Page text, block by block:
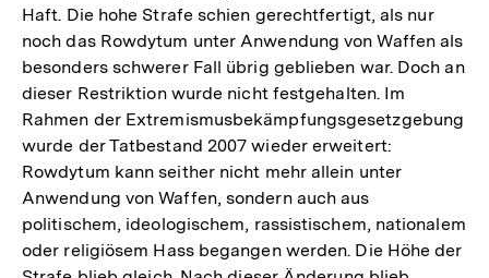
Haft. Die hohe Strafe schien gerechtfertigt, als nur
noch das Rowdytum unter Anwendung von Waffen als
besonders schwerer Fall übrig geblieben war. Doch an
dieser Restriktion wurde nicht festgehalten. Im
Rahmen der Extremismusbekämpfungsgesetzgebung
wurde der Tatbestand 2007 wieder erweitert:
Rowdytum kann seither nicht mehr allein unter
Anwendung von Waffen, sondern auch aus
politischem, ideologischem, rassistischem, nationalem
oder religiösem Hass begangen werden. Die Höhe der